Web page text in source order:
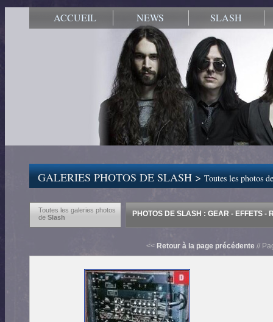
ACCUEIL NEWS SLASH
GALERIES PHOTOS DE SLASH >Toutes les photos
Toutes les galeries photos
de Slash PHOTOS DE SLASH : GEAR - EFFETS -
<< Retour à la page précédente //